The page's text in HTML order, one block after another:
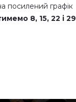
посилений графік
8, 15, 22 і 29